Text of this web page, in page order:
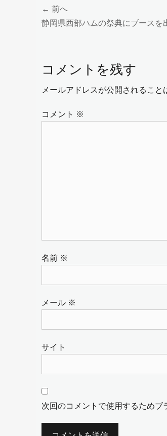
投
稿
ビ
ゲ
ー
← 前へ
前
稿:
静岡県西部ハムの祭典にブースを
コメントを残す
メールアドレスが公開されること
コメント ※
名前 ※
メール ※
サイト
次回のコメントで使用するためブ